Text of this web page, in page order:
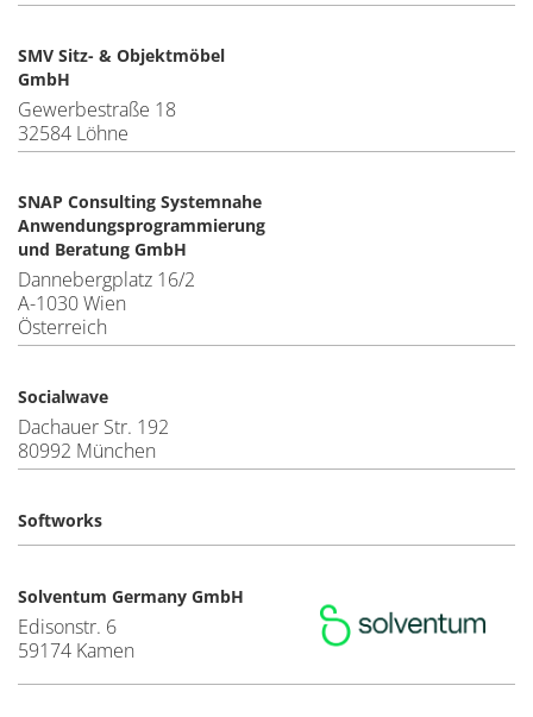
SMV Sitz- & Objektmöbel
GmbH
Gewerbestraße 18
32584 Löhne
SNAP Consulting Systemnahe
Anwendungsprogrammierung
und Beratung GmbH
Dannebergplatz 16/2
A-1030 Wien
Österreich
Socialwave
Dachauer Str. 192
80992 München
Softworks
Solventum Germany GmbH
Edisonstr. 6
59174 Kamen